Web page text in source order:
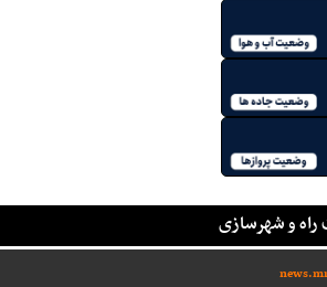
راه و شهرسازی